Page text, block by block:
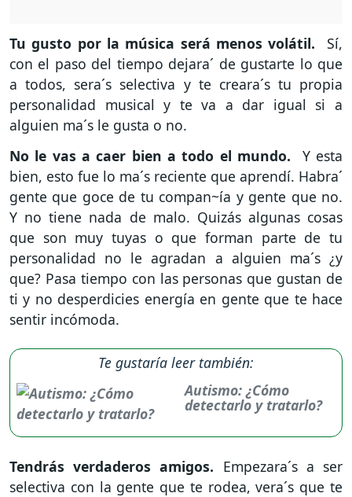
Tu gusto por la música será menos volátil. Sí,
con el paso del tiempo dejara´ de gustarte lo que
a todos, sera´s selectiva y te creara´s tu propia
personalidad musical y te va a dar igual si a
alguien ma´s le gusta o no.
No le vas a caer bien a todo el mundo. Y esta
bien, esto fue lo ma´s reciente que aprendí. Habra´
gente que goce de tu compan~ía y gente que no.
Y no tiene nada de malo. Quizás algunas cosas
que son muy tuyas o que forman parte de tu
personalidad no le agradan a alguien ma´s ¿y
que? Pasa tiempo con las personas que gustan de
ti y no desperdicies energía en gente que te hace
sentir incómoda.
Te gustaría leer también:
Autismo: ¿Cómo
detectarlo y tratarlo?
Tendrás verdaderos amigos. Empezara´s a ser
selectiva con la gente que te rodea, vera´s que te